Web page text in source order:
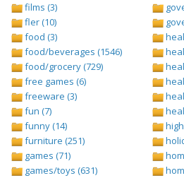
films (3)
fler (10)
food (3)
food/beverages (1546)
food/grocery (729)
free games (6)
freeware (3)
fun (7)
funny (14)
furniture (251)
games (71)
games/toys (631)